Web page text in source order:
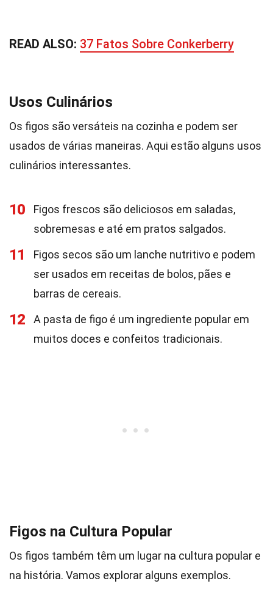
READ ALSO: 37 Fatos Sobre Conkerberry
Usos Culinários
Os figos são versáteis na cozinha e podem ser
usados de várias maneiras. Aqui estão alguns usos
culinários interessantes.
10
Figos frescos são deliciosos em saladas,
sobremesas e até em pratos salgados.
11
Figos secos são um lanche nutritivo e podem
ser usados em receitas de bolos, pães e
barras de cereais.
12
A pasta de figo é um ingrediente popular em
muitos doces e confeitos tradicionais.
Figos na Cultura Popular
Os figos também têm um lugar na cultura popular e
na história. Vamos explorar alguns exemplos.